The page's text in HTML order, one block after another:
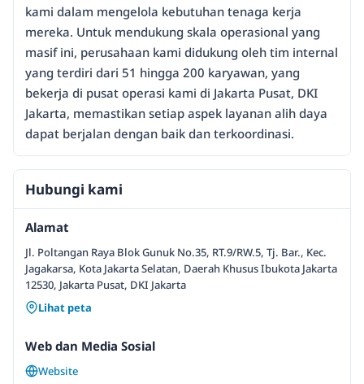
kami dalam mengelola kebutuhan tenaga kerja
mereka. Untuk mendukung skala operasional yang
masif ini, perusahaan kami didukung oleh tim internal
yang terdiri dari 51 hingga 200 karyawan, yang
bekerja di pusat operasi kami di Jakarta Pusat, DKI
Jakarta, memastikan setiap aspek layanan alih daya
dapat berjalan dengan baik dan terkoordinasi.
Hubungi kami
Alamat
Jl. Poltangan Raya Blok Gunuk No.35, RT.9/RW.5, Tj. Bar., Kec.
Jagakarsa, Kota Jakarta Selatan, Daerah Khusus Ibukota Jakarta
12530, Jakarta Pusat, DKI Jakarta
Lihat peta
Web dan Media Sosial
Website